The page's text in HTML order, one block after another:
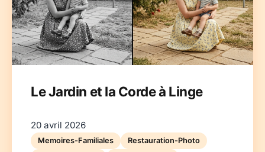
Le Jardin et la Corde à Linge
20 avril 2026
Memoires-Familiales
Restauration-Photo